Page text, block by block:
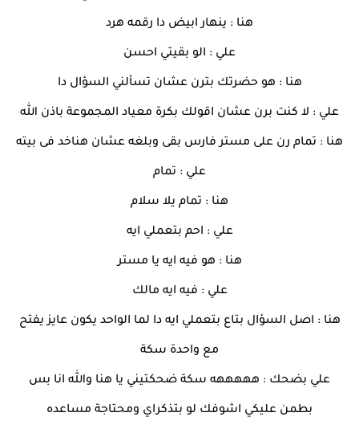
هنا : ينهار ابيض دا رقمه هرد
علي : الو بقيتي احسن
هنا : هو حضرتك بترن عشان تسألني السؤال دا
علي : لا كنت برن عشان اقولك بكرة معياد المجموعة باذن الله
هنا : تمام رن على مستر فارس بقى وبلغه عشان هناخد فى بيته
علي : تمام
هنا : تمام يلا سلام
علي : احم بتعملي ايه
هنا : هو فيه ايه يا مستر
علي : فيه ايه مالك
هنا : اصل السؤال بتاع بتعملي ايه دا لما الواحد يكون عايز يفتح
مع واحدة سكة
علي بضحك : هههههه سكة ضحكتيني يا هنا والله انا بس
بطمن عليكي اشوفك لو بتذكراي ومحتاجة مساعده